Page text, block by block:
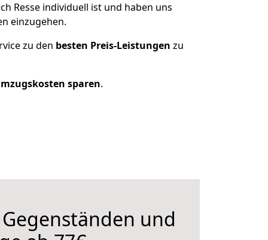
Resse individuell ist und haben uns
einzugehen.
zu den besten Preis-Leistungen zu
sparen.
und